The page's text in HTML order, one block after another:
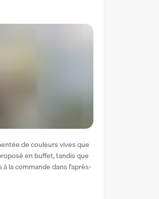
de couleurs vives que
en buffet, tandis que
la commande dans l'après-